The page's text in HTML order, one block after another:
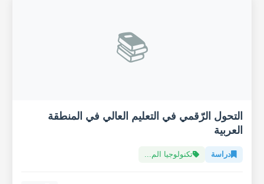
📚
التحول الرّقمي في التعليم العالي في المنطقة
العربية
دراسة تكنولوجيا الم...